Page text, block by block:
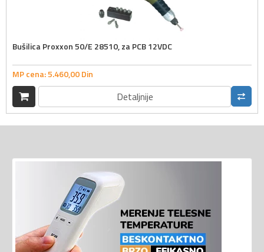
Bušilica Proxxon 50/E 28510, za PCB 12VDC
MP cena:5.460,00Din
Detaljnije